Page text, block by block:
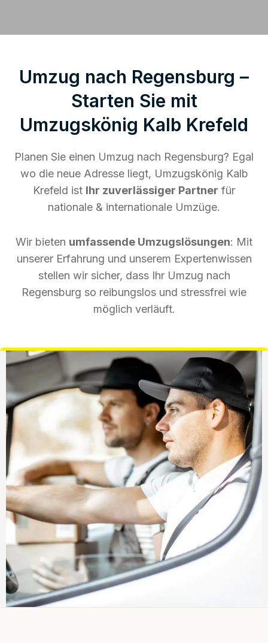
Umzug nach Regensburg –
Starten Sie mit
Umzugskönig Kalb Krefeld
Planen Sie einen Umzug nach Regensburg? Egal
wo die neue Adresse liegt, Umzugskönig Kalb
Krefeld ist Ihr zuverlässiger Partner für
nationale & internationale Umzüge.
Wir bieten umfassende Umzugslösungen: Mit
unserer Erfahrung und unserem Expertenwissen
stellen wir sicher, dass Ihr Umzug nach
Regensburg so reibungslos und stressfrei wie
möglich verläuft.